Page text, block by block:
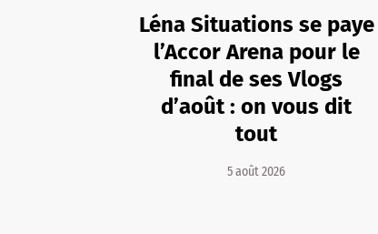
Léna Situations se paye
l’Accor Arena pour le
final de ses Vlogs
d’août : on vous dit
tout
5 août 2026